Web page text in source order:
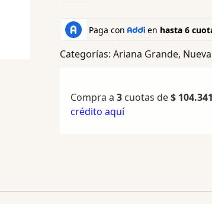
Categorías: Ariana Grande,
Compra a 3cuotas de$104.341
crédito aquí